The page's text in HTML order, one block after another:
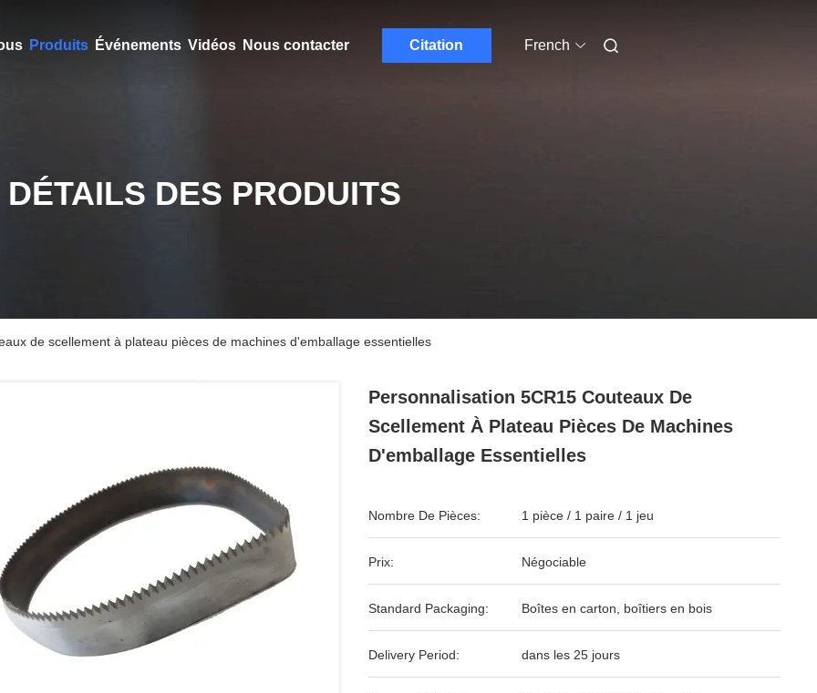
Produits Événements Vidéos Nous contacter Citation French
DÉTAILS DES PRODUITS
de scellement à plateau pièces de machines d'emballage essentielles
Personnalisation 5CR15 Couteaux De
Scellement À Plateau Pièces De Machines
D'emballage Essentielles
Nombre De Pièces: 1 pièce / 1 paire / 1 jeu
Prix: Négociable
Standard Packaging: Boîtes en carton, boîtiers en bois
Delivery Period: dans les 25 jours